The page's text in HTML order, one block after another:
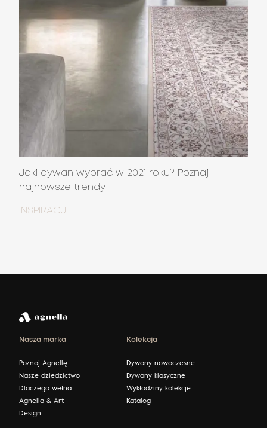
Jaki dywan wybrać w 2021 roku? Poznaj
najnowsze trendy
INSPIRACJE
Nasza marka
Poznaj Agnellę
Nasze dziedzictwo
Dlaczego wełna
Agnella & Art
Design
Kolekcja
Dywany nowoczesne
Dywany klasyczne
Wykładziny kolekcje
Katalog